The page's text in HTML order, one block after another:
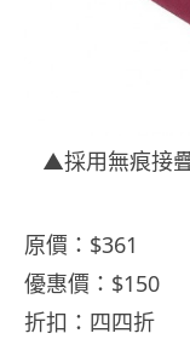
▲採用無痕接
原價：$361
優惠價：$150
折扣：四四折